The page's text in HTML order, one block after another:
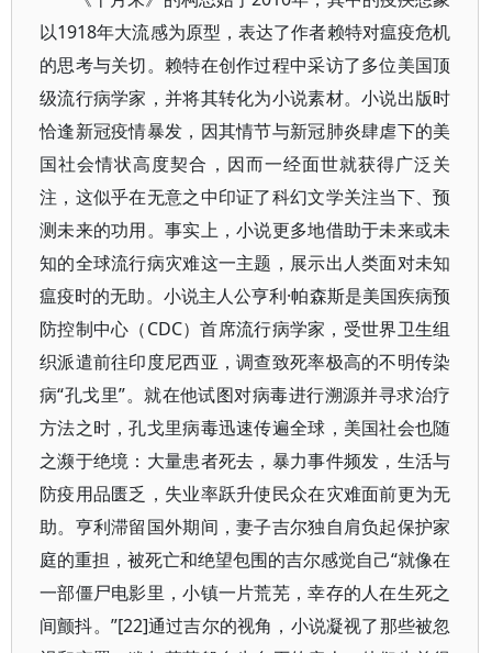
以1918年大流感为原型，表达了作者赖特对瘟疫危机
的思考与关切。赖特在创作过程中采访了多位美国顶
级流行病学家，并将其转化为小说素材。小说出版时
恰逢新冠疫情暴发，因其情节与新冠肺炎肆虐下的美
国社会情状高度契合，因而一经面世就获得广泛关
注，这似乎在无意之中印证了科幻文学关注当下、预
测未来的功用。事实上，小说更多地借助于未来或未
知的全球流行病灾难这一主题，展示出人类面对未知
瘟疫时的无助。小说主人公亨利·帕森斯是美国疾病预
防控制中心（CDC）首席流行病学家，受世界卫生组
织派遣前往印度尼西亚，调查致死率极高的不明传染
病“孔戈里”。就在他试图对病毒进行溯源并寻求治疗
方法之时，孔戈里病毒迅速传遍全球，美国社会也随
之濒于绝境：大量患者死去，暴力事件频发，生活与
防疫用品匮乏，失业率跃升使民众在灾难面前更为无
助。亨利滞留国外期间，妻子吉尔独自肩负起保护家
庭的重担，被死亡和绝望包围的吉尔感觉自己“就像在
一部僵尸电影里，小镇一片荒芜，幸存的人在生死之
间颤抖。”[22]通过吉尔的视角，小说凝视了那些被忽